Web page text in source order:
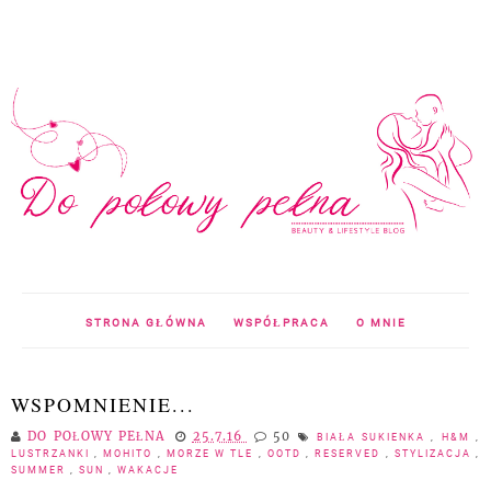
STRONA GŁÓWNA WSPÓŁPRACA O MNIE
WSPOMNIENIE...
DO POŁOWY PEŁNA 25.7.16 50 BIAŁA SUKIENKA H&M
LUSTRZANKI
MOHITO MORZE W TLE OOTD RESERVED STYLIZACJA
SUMMER
SUN WAKACJE